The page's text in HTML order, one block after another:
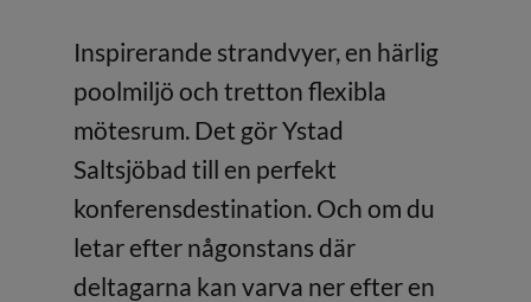
Inspirerande strandvyer, en härlig
poolmiljö och tretton flexibla
mötesrum. Det gör Ystad
Saltsjöbad till en perfekt
konferensdestination. Och om du
letar efter någonstans där
deltagarna kan varva ner efter en